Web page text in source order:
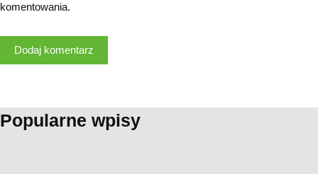
komentowania.
Dodaj komentarz
Popularne wpisy